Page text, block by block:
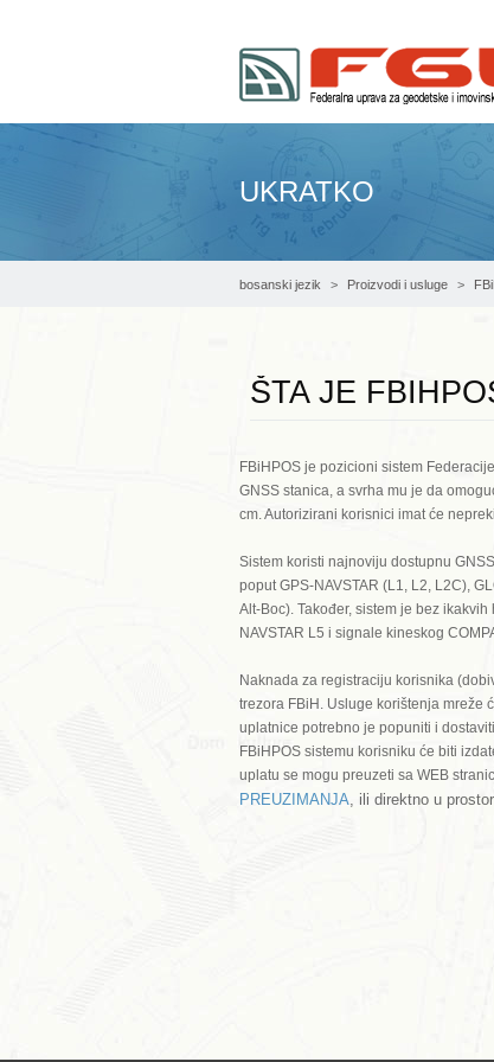
UKRATKO
bosanski jezik Proizvodi i usluge
ŠTA JE
FBiHPOS je pozicioni sistem
GNSS stanica, a svrha mu je da
cm. Autorizirani korisnici imat će
Sistem koristi najnoviju dostupnu
poput GPS-NAVSTAR (L1, L2, L2C),
Alt-Boc). Također, sistem je bez
NAVSTAR L5 i signale kineskog
Naknada za registraciju korisnika
trezora FBiH. Usluge korištenja mreže
uplatnice potrebno je popuniti i
FBiHPOS sistemu korisniku će biti
uplatu se mogu preuzeti sa WEB
PREUZIMANJA, ili direktno u